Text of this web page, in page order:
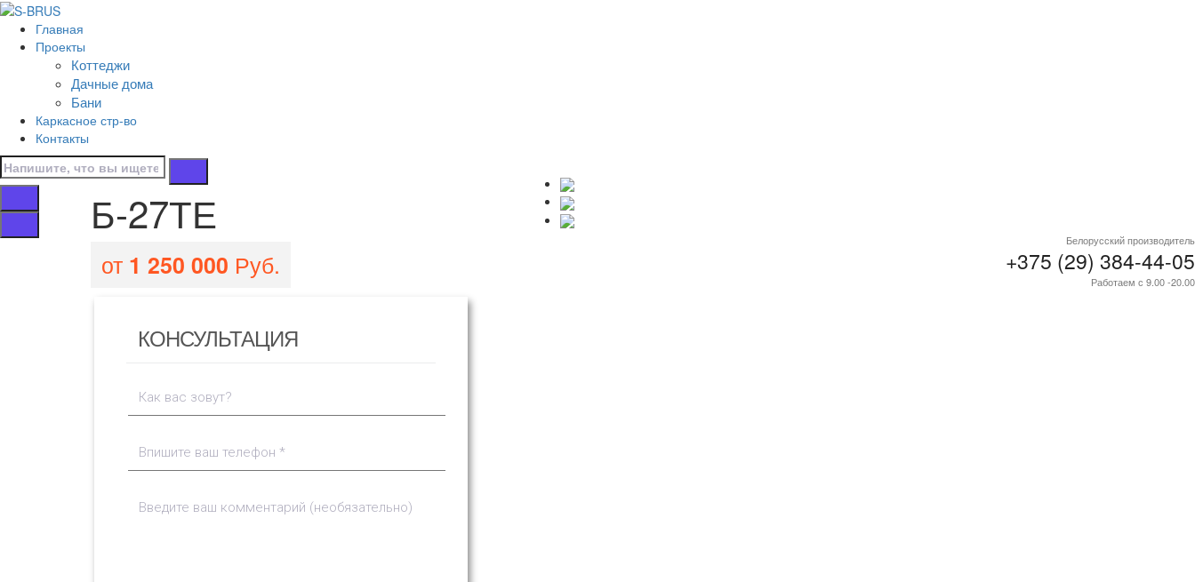
Перейти к контенту
Главная
Проекты
Коттеджи
Дачные дома
Бани
Каркасное стр-во
Контакты
Белорусский производитель
+375 (29) 384-44-05
Работаем с 9.00 -20.00
Главная
/
Бани
/
Б-27ТЕ
от 1 250 000 Руб.
КОНСУЛЬТАЦИЯ